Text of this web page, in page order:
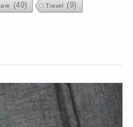
(49) Travel (9)